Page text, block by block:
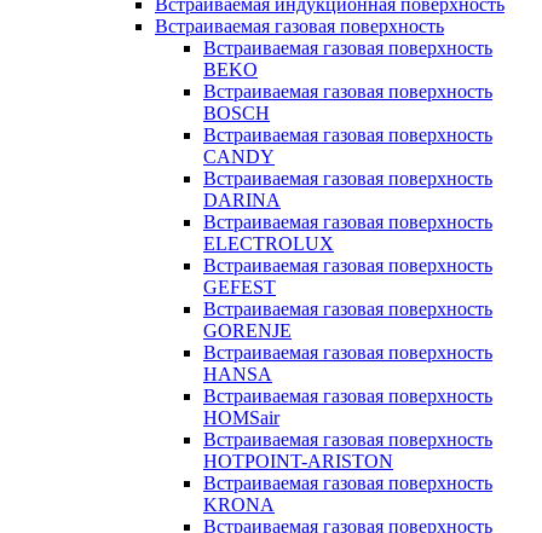
Встраиваемая индукционная поверхность
Встраиваемая газовая поверхность
Встраиваемая газовая поверхность
BEKO
Встраиваемая газовая поверхность
BOSCH
Встраиваемая газовая поверхность
CANDY
Встраиваемая газовая поверхность
DARINA
Встраиваемая газовая поверхность
ELECTROLUX
Встраиваемая газовая поверхность
GEFEST
Встраиваемая газовая поверхность
GORENJE
Встраиваемая газовая поверхность
HANSA
Встраиваемая газовая поверхность
HOMSair
Встраиваемая газовая поверхность
HOTPOINT-ARISTON
Встраиваемая газовая поверхность
KRONA
Встраиваемая газовая поверхность